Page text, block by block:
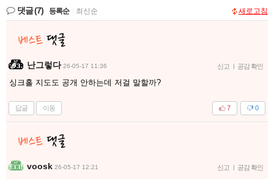
댓글(7) 등록순 최신순 새로고침
난그렇다 26-05-17 11:36 신고 | 공감 확인
싱크홀 지도도 공개 안하는데 저걸 말할까?
답글 이동 0
7
voosk 26-05-17 12:21 신고 | 공감 확인